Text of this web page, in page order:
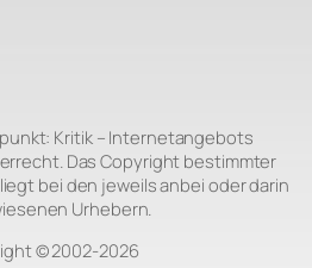
Kritik – Internetangebots
Das Copyright bestimmter
bei den jeweils anbei oder darin
Urhebern.
© 2002‑2026